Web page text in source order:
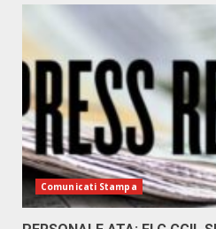
Comunicati Stampa